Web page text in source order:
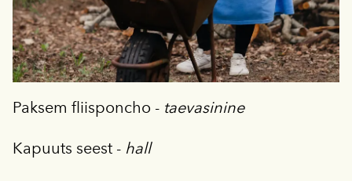
Paksem fliisponcho - taevasinine
Kapuuts seest - hall